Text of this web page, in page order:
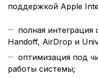
поддержкой Apple
полная интеграция
Handoff, AirDrop и
оптимизация под
работы системы;